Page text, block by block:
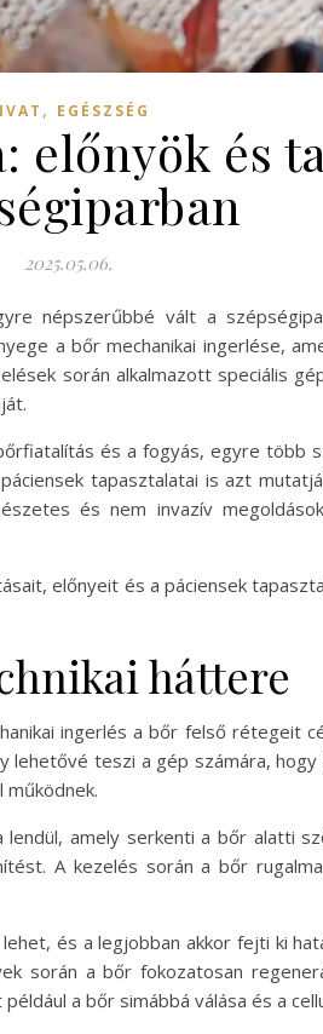
, EGÉSZSÉG
előnyök és
2025.05.06.
népszerűbbé vált a
a bőr mechanikai ingerlése,
során alkalmazott speciális
és a fogyás, egyre több
tapasztalatai is azt
és nem invazív
előnyeit és a páciensek
háttere
ingerlés a bőr felső rétegeit
lehetővé teszi a gép számára,
működnek.
amely serkenti a bőr alatti
A kezelés során a bőr
és a legjobban akkor fejti ki
során a bőr fokozatosan
a bőr simábbá válása és a